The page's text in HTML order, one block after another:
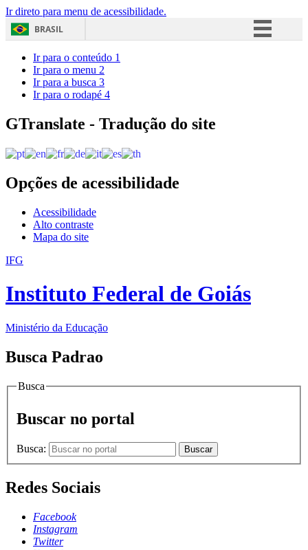
Ir direto para menu de acessibilidade.
BRASIL
Acesso à informação
Ir para o conteúdo 1
Ir para o menu 2
Ir para a busca 3
Ir para o rodapé 4
GTranslate - Tradução do site
Opções de acessibilidade
Acessibilidade
Alto contraste
Mapa do site
IFG
Instituto Federal de Goiás
Ministério da Educação
Busca Padrao
Busca
Buscar no portal
Busca: Buscar
Redes Sociais
Facebook
Instagram
Twitter